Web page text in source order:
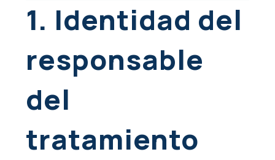
1. Identidad del
responsable
del
tratamiento